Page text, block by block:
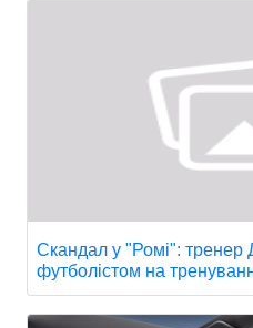
Скандал у "Ромі": тренер
футболістом на